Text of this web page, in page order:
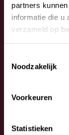
partners
informatie die u
verzameld op
Noodzakelijk
Voorkeuren
Statistieken